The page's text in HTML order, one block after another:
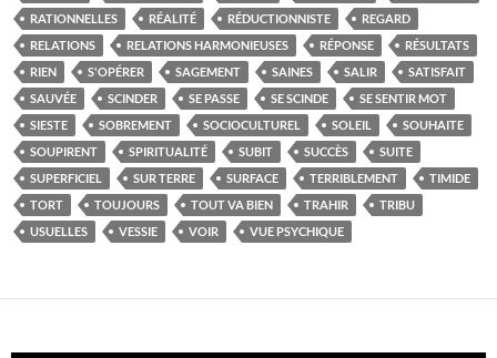
RATIONNELLES
RÉALITÉ RÉDUCTIONNISTE
REGARD
RELATIONS
RELATIONS HARMONIEUSES RÉPONSE
RÉSULTATS
RIEN
S'OPÉRER SAGEMENT SAINES SALIR
SATISFAIT
SAUVÉE
SCINDER SE PASSE SE SCINDE
SE SENTIR MOT
SIESTE
SOBREMENT SOCIOCULTUREL SOLEIL
SOUHAITE
SOUPIRENT
SPIRITUALITÉ SUBIT SUCCÈS
SUITE
SUPERFICIEL
SUR TERRE SURFACE TERRIBLEMENT
TIMIDE
TORT
TOUJOURS TOUT VA BIEN TRAHIR
TRIBU
USUELLES
VESSIE VOIR VUE PSYCHIQUE